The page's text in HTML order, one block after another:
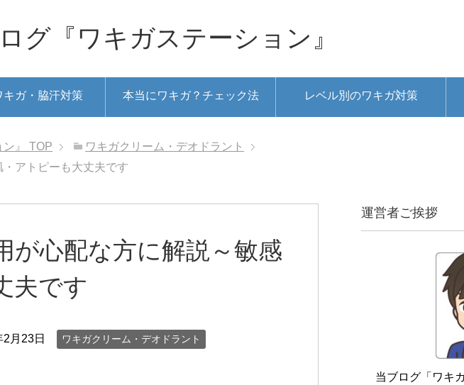
グ『ワキガステーション』
キガ・脇汗対策 本当にワキガ？チェック法 レベル別のワキガ対策
』 TOP
ワキガクリーム・デオドラント
アトピーも大丈夫です
が心配な方に解説～敏感
夫です
月23日 ワキガクリーム・デオドラント
運営者ご挨拶
当ブログ「ワキ